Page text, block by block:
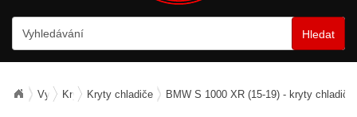
Hledat
Vybavení motocyklu
Kryty a mřížky
Kryty chladiče BMW S 1000 XR (15-19) - kryty chladiče